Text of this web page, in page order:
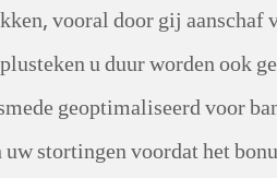
vooral door gij
u duur worden
geoptimaliseerd voor
stortingen voordat het